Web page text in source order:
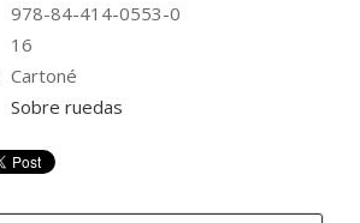
978-84-414-0553-0
16
Cartoné
Sobre ruedas